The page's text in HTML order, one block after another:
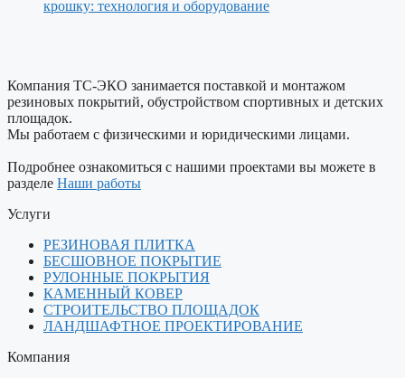
крошку: технология и оборудование
Компания ТС-ЭКО занимается поставкой и монтажом
резиновых покрытий, обустройством спортивных и детских
площадок.
Мы работаем с физическими и юридическими лицами.
Подробнее ознакомиться с нашими проектами вы можете в
разделе Наши работы
Услуги
РЕЗИНОВАЯ ПЛИТКА
БЕСШОВНОЕ ПОКРЫТИЕ
РУЛОННЫЕ ПОКРЫТИЯ
КАМЕННЫЙ КОВЕР
СТРОИТЕЛЬСТВО ПЛОЩАДОК
ЛАНДШАФТНОЕ ПРОЕКТИРОВАНИЕ
Компания